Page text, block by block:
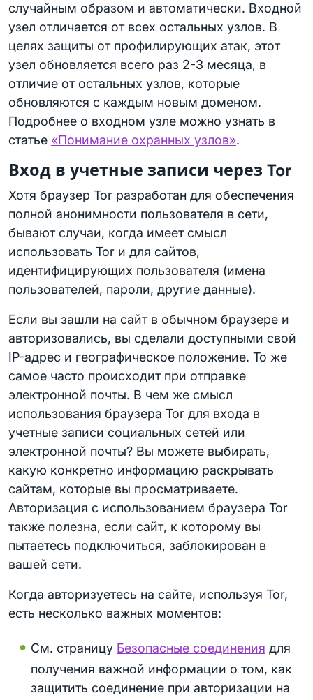
случайным образом и автоматически. Входной
узел отличается от всех остальных узлов. В
целях защиты от профилирующих атак, этот
узел обновляется всего раз 2-3 месяца, в
отличие от остальных узлов, которые
обновляются с каждым новым доменом.
Подробнее о входном узле можно узнать в
статье «Понимание охранных узлов».
Вход в учетные записи через Tor
Хотя браузер Tor разработан для обеспечения
полной анонимности пользователя в сети,
бывают случаи, когда имеет смысл
использовать Tor и для сайтов,
идентифицирующих пользователя (имена
пользователей, пароли, другие данные).
Если вы зашли на сайт в обычном браузере и
авторизовались, вы сделали доступными свой
IP-адрес и географическое положение. То же
самое часто происходит при отправке
электронной почты. В чем же смысл
использования браузера Tor для входа в
учетные записи социальных сетей или
электронной почты? Вы можете выбирать,
какую конкретно информацию раскрывать
сайтам, которые вы просматриваете.
Авторизация с использованием браузера Tor
также полезна, если сайт, к которому вы
пытаетесь подключиться, заблокирован в
вашей сети.
Когда авторизуетесь на сайте, используя Tor,
есть несколько важных моментов:
См. страницу Безопасные соединения для
получения важной информации о том, как
защитить соединение при авторизации на